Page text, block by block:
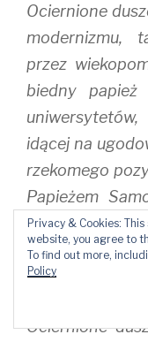
Ociernione
modernizmu,
przez
biedny
idącej na
rzekomego
Papieżem
chwili
Wszyscy,
nawet, nawet
Ociernione
Privacy & Cookies:
website, you agree to
To find out more,
Policy